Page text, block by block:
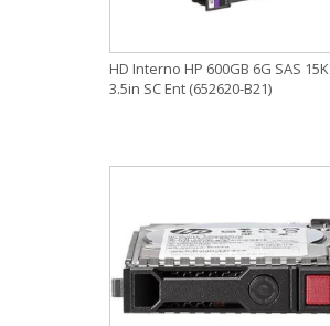
HD Interno HP 600GB 6G SAS 15K
3.5in SC Ent (652620-B21)